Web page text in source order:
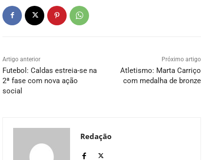
Artigo anterior
Futebol: Caldas estreia-se na
2ª fase com nova ação
social
Próximo artigo
Atletismo: Marta Carriço
com medalha de bronze
Redação